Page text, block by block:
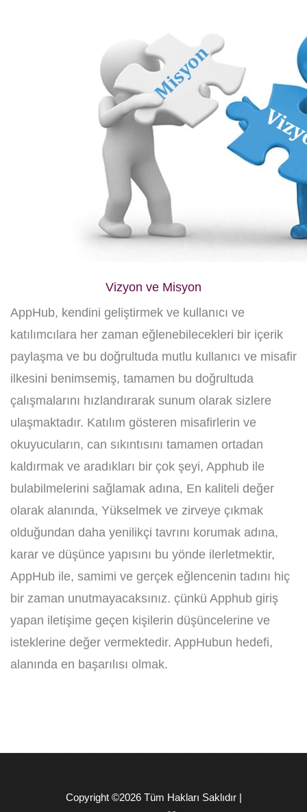
Vizyon ve Misyon
AppHub, kendini geliştirmek ve kullanıcı ve
katılımcılara her zaman eğlenebilecekleri bir içerik
paylaşma ve bu doğrultuda mutlu kullanıcı ve misafir
ilkesini benimsemiş, tamamen bu doğrultuda
çalışmalarını hızlandırarak sunum olarak sizlere
ulaşmaktadır. Katılım gösteren misafirlerin ve
okuyucuların, can sıkıntısını tamamen ortadan
kaldırmak ve aradıkları bir çok şeyi, Apphub ile
bulabilmelerini sağlamak adına, En kaliteli değer
olarak alanında, Yükselmek ve zirveye çıkmak
olduğundan daha yenilikçi tavrını korumak adına,
karar ve düşünce yapısını bu yönde ilerletmektir,
AppHub ile, samimi ve gerçek eğlencenin tadını hiç
bir zaman unutmayacaksınız. çünkü Apphub giriş
yapan iletişime geçen kişilerin düşüncelerine ve
isteklerine değer vermektedir. AppHubun hedefi,
alanında en başarılısı olmak.
Copyright ©2026 Tüm Hakları Saklıdır |